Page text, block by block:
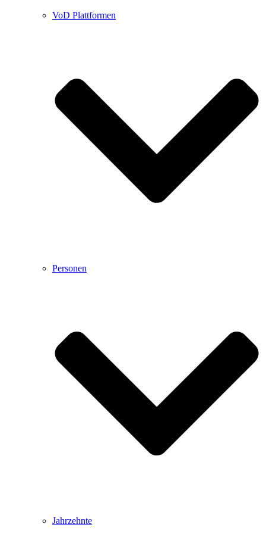
VoD Plattformen
Personen
Jahrzehnte